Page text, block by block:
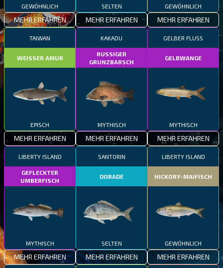
GEWÖHNLICH
MEHR ERFAHREN
SELTEN
MEHR ERFAHREN
GEWÖHNLICH
MEHR ERFAHREN
TAIWAN
WEISSER AMUR
EPISCH
MEHR ERFAHREN
KAKADU
RUSSIGER
GRUNZBARSCH
MYTHISCH
MEHR ERFAHREN
GELBER FLUSS
GELBWANGE
MYTHISCH
MEHR ERFAHREN
LIBERTY ISLAND
GEFLECKTER
UMBERFISCH
MYTHISCH
MEHR ERFAHREN
SANTORIN
DORADE
SELTEN
MEHR ERFAHREN
LIBERTY ISLAND
HICKORY-MAIFISCH
GEWÖHNLICH
MEHR ERFAHREN